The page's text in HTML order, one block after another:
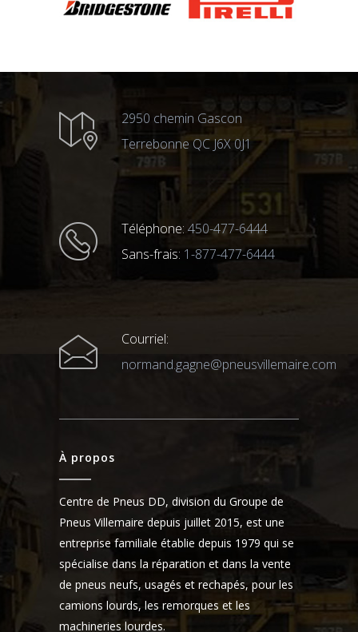
2950 chemin Gascon
Terrebonne QC J6X 0J1
Téléphone: 450-477-6444
Sans-frais: 1-877-477-6444
Courriel:
normand.gagne@pneusvillemaire.com
À propos
Centre de Pneus DD, division du Groupe de
Pneus Villemaire depuis juillet 2015, est une
entreprise familiale établie depuis 1979 qui se
spécialise dans la réparation et dans la vente
de pneus neufs, usagés et rechapés, pour les
camions lourds, les remorques et les
machineries lourdes.